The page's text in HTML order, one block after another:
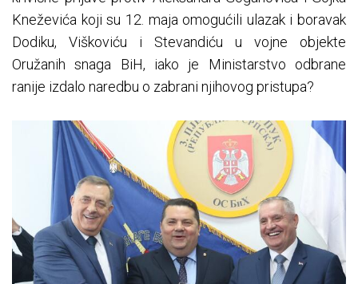
Kneževića koji su 12. maja omogućili ulazak i boravak
Dodiku, Viškoviću i Stevandiću u vojne objekte
Oružanih snaga BiH, iako je Ministarstvo odbrane
ranije izdalo naredbu o zabrani njihovog pristupa?